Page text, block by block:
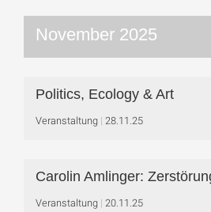
November 2025
Politics, Ecology & Art
Veranstaltung 28.11.25
Carolin Amlinger:
Veranstaltung 20.11.25